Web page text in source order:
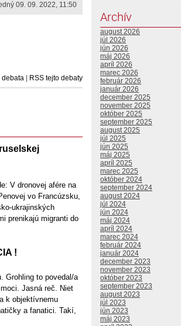
09. 09. 2022, 11:50
debata RSS tejto debaty
V dronovej afére na
vo Francúzsku,
ukrajinských
prenikajú migranti do
!
Grohling to povedal/a
Jasná reč. Niet
k objektívnemu
a fanatici. Takí,
Archív
august 2026
júl 2026
jún 2026
máj 2026
apríl 2026
marec 2026
február 2026
január 2026
december 2025
november 2025
október 2025
september 2025
august 2025
júl 2025
jún 2025
máj 2025
apríl 2025
marec 2025
október 2024
september 2024
august 2024
júl 2024
jún 2024
máj 2024
apríl 2024
marec 2024
február 2024
január 2024
december 2023
november 2023
október 2023
september 2023
august 2023
júl 2023
jún 2023
máj 2023